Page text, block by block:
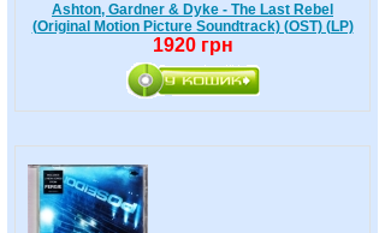
Ashton, Gardner & Dyke - The Last Rebel
(Original Motion Picture Soundtrack) (OST) (LP)
1920 грн